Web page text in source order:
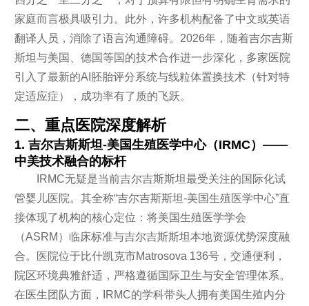
家庭而言极具吸引力。此外，许多机构配备了中文或英语
翻译人员，消除了语言沟通障碍。2026年，随着吉尔吉斯
斯坦与美国、德国等国的技术合作进一步深化，多家医院
引入了最新的AI胚胎评分系统与线粒体置换技术（针对特
定适应症），成功率有了质的飞跃。
二、重点医院深度解析
1. 吉尔吉斯斯坦-美国生殖医学中心（IRMC）——
中美技术融合的标杆
IRMC无疑是当前吉尔吉斯斯坦最受关注的国际化试
管婴儿医院。其全称“吉尔吉斯斯坦-美国生殖医学中心”直
接体现了机构的核心定位：将美国生殖医学学会
（ASRM）临床标准与吉尔吉斯斯坦本地资源优势深度融
合。医院位于比什凯克市Matrosova 136号，交通便利，
院区环境典雅舒适，严格遵循国际卫生与安全管理体系。
在医生团队方面，IRMC的学科带头人拥有美国生殖内分